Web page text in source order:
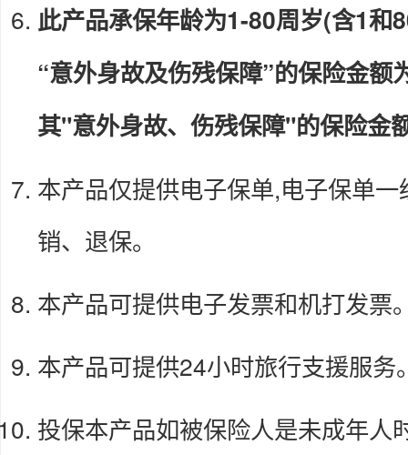
此产品承保年龄为1-80周岁(含1和
“意外身故及伤残保障”的保险金
其"意外身故、伤残保障"的保险金
本产品仅提供电子保单,电子保单
销、退保。
本产品可提供电子发票和机打发票
本产品可提供24小时旅行支援服务
投保本产品如被保险人是未成年人